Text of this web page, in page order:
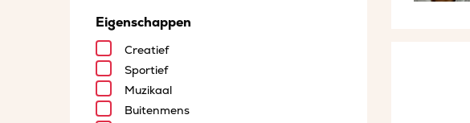
Eigenschappen
Creatief
Sportief
Muzikaal
Buitenmens